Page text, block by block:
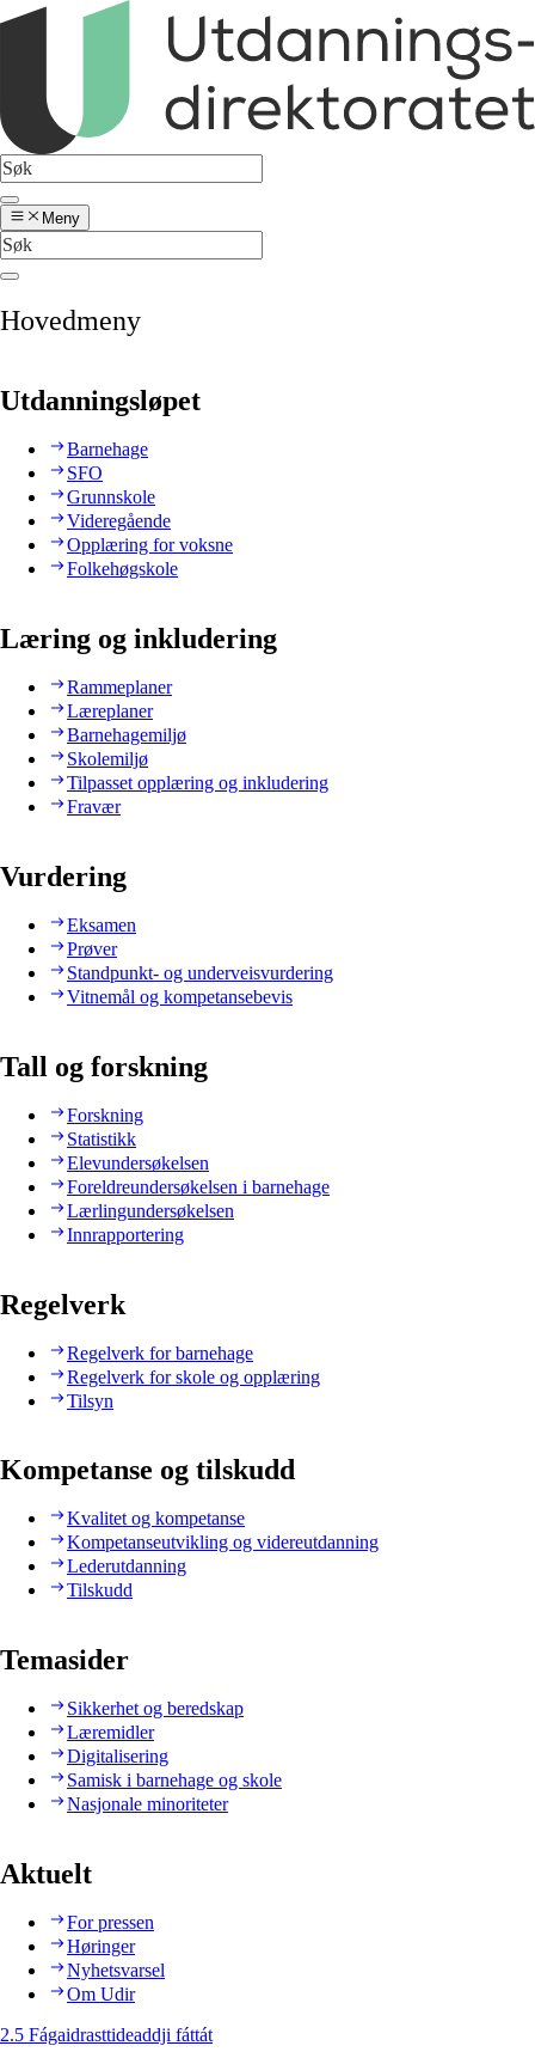
Meny
Hovedmeny
Utdanningsløpet
Barnehage
SFO
Grunnskole
Videregående
Opplæring for voksne
Folkehøgskole
Læring og inkludering
Rammeplaner
Læreplaner
Barnehagemiljø
Skolemiljø
Tilpasset opplæring og inkludering
Fravær
Vurdering
Eksamen
Prøver
Standpunkt- og underveisvurdering
Vitnemål og kompetansebevis
Tall og forskning
Forskning
Statistikk
Elevundersøkelsen
Foreldreundersøkelsen i barnehage
Lærlingundersøkelsen
Innrapportering
Regelverk
Regelverk for barnehage
Regelverk for skole og opplæring
Tilsyn
Kompetanse og tilskudd
Kvalitet og kompetanse
Kompetanseutvikling og videreutdanning
Lederutdanning
Tilskudd
Temasider
Sikkerhet og beredskap
Læremidler
Digitalisering
Samisk i barnehage og skole
Nasjonale minoriteter
Aktuelt
For pressen
Høringer
Nyhetsvarsel
Om Udir
2.5 Fágaidrasttideaddji fáttát